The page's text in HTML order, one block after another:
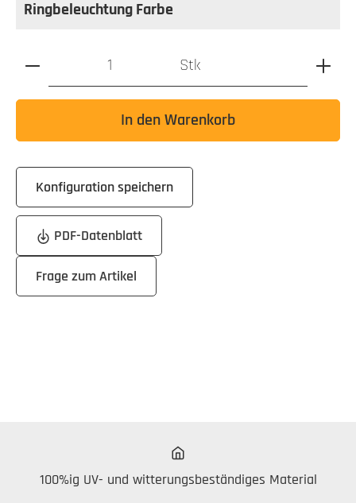
Ringbeleuchtung Farbe
Produkt Anzahl: Gib den gewünschten Wert ein oder
Stk
In den Warenkorb
Konfiguration speichern
PDF-Datenblatt
Frage zum Artikel
100%ig UV- und witterungsbeständiges Material